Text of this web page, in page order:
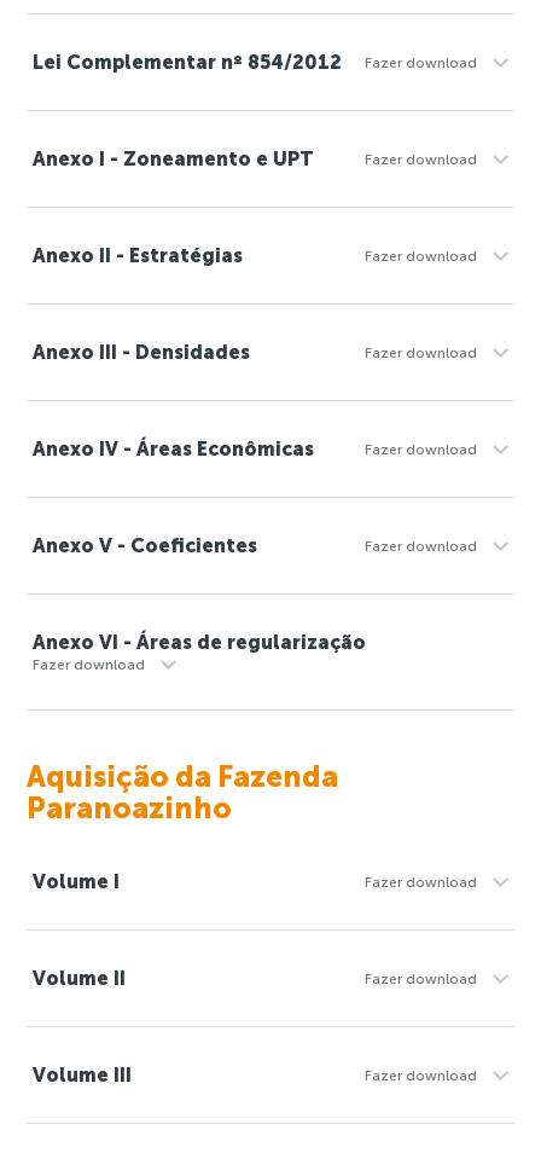
Lei Complementar nº 854/2012 Fazer download
Anexo I - Zoneamento e UPT Fazer download
Anexo II - Estratégias Fazer download
Anexo III - Densidades Fazer download
Anexo IV - Áreas Econômicas Fazer download
Anexo V - Coeficientes Fazer download
Anexo VI - Áreas de regularização
Fazer download
Aquisição da Fazenda
Paranoazinho
Volume I Fazer download
Volume II Fazer download
Volume III Fazer download